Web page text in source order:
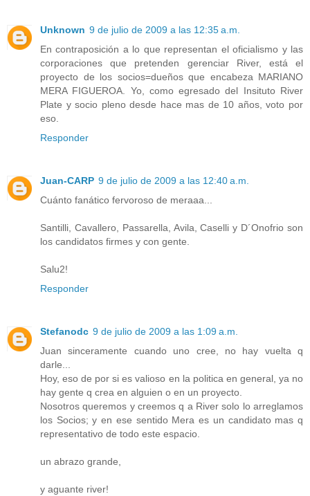
Unknown 9 de julio de 2009 a las 12:35 a.m.
En contraposición a lo que representan el oficialismo y las
corporaciones que pretenden gerenciar River, está el
proyecto de los socios=dueños que encabeza MARIANO
MERA FIGUEROA. Yo, como egresado del Insituto River
Plate y socio pleno desde hace mas de 10 años, voto por
eso.
Responder
Juan-CARP 9 de julio de 2009 a las 12:40 a.m.
Cuánto fanático fervoroso de meraaa...
Santilli, Cavallero, Passarella, Avila, Caselli y D´Onofrio son
los candidatos firmes y con gente.
Salu2!
Responder
Stefanodc 9 de julio de 2009 a las 1:09 a.m.
Juan sinceramente cuando uno cree, no hay vuelta q
darle...
Hoy, eso de por si es valioso en la politica en general, ya no
hay gente q crea en alguien o en un proyecto.
Nosotros queremos y creemos q a River solo lo arreglamos
los Socios; y en ese sentido Mera es un candidato mas q
representativo de todo este espacio.
un abrazo grande,
y aguante river!